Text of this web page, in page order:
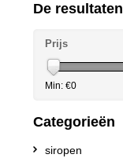
De
Prijs
Min: €0
Categorieën
siropen